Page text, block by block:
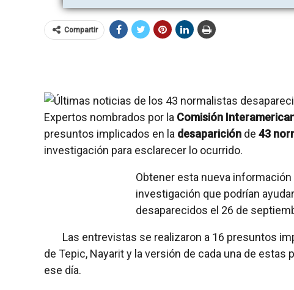
Compartir
Expertos nombrados por la Comisión
presuntos implicados en la desaparición de 43
investigación para esclarecer lo ocurrido.
Obtener esta nueva
investigación que podrían
desaparecidos el 26 de
Las entrevistas se realizaron a 16 presuntos
de Tepic, Nayarit y la versión de cada una de
ese día.